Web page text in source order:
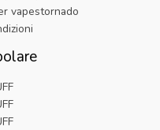
vapestornado